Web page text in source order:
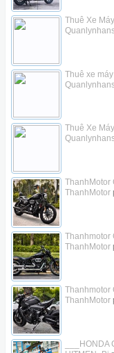
Thuê Xe
Thuê xe
Thuê Xe
ThanhMotor
ThanhMotor
Thanhmotor
ThanhMotor
Thanhmotor
ThanhMotor
___HONDA